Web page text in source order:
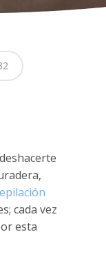
cada vez
esta